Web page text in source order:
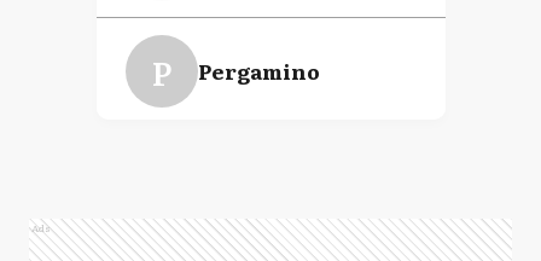
P Pergamino
Ads